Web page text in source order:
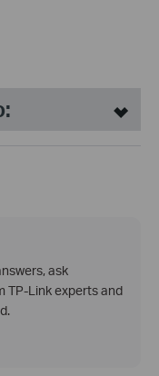
ask
TP-Link experts and